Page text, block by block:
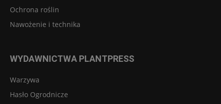
Ochrona roślin
Nawożenie i technika
WYDAWNICTWA PLANTPRESS
Warzywa
Hasło Ogrodnicze